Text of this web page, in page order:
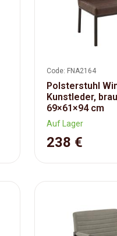
Code: FNA2164
Polsterstuhl
Kunstleder,
69×61×94 cm
Auf Lager
238 €